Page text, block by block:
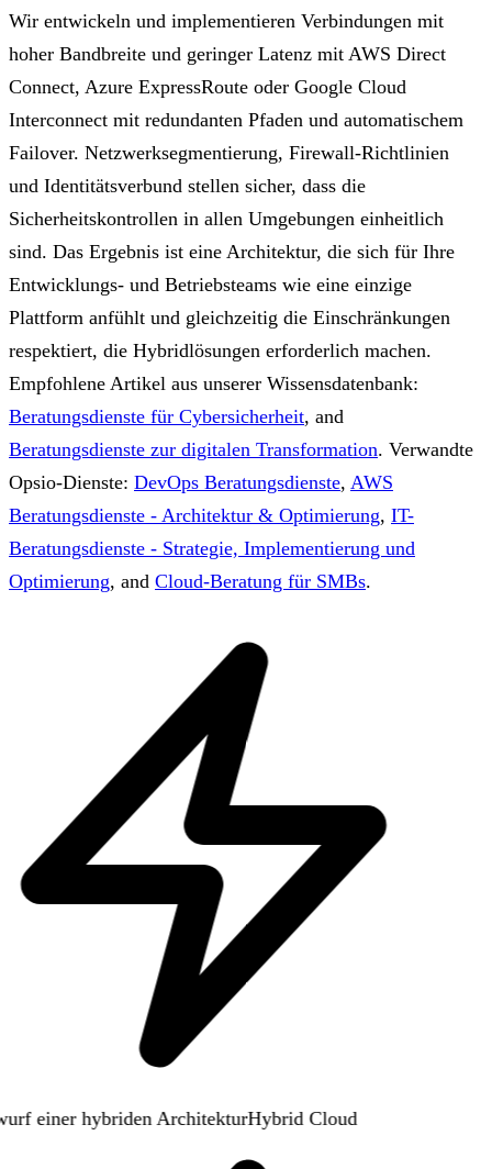
Wir entwickeln und implementieren Verbindungen mit
hoher Bandbreite und geringer Latenz mit AWS Direct
Connect, Azure ExpressRoute oder Google Cloud
Interconnect mit redundanten Pfaden und automatischem
Failover. Netzwerksegmentierung, Firewall-Richtlinien
und Identitätsverbund stellen sicher, dass die
Sicherheitskontrollen in allen Umgebungen einheitlich
sind. Das Ergebnis ist eine Architektur, die sich für Ihre
Entwicklungs- und Betriebsteams wie eine einzige
Plattform anfühlt und gleichzeitig die Einschränkungen
respektiert, die Hybridlösungen erforderlich machen.
Empfohlene Artikel aus unserer Wissensdatenbank:
Beratungsdienste für Cybersicherheit, and
Beratungsdienste zur digitalen Transformation. Verwandte
Opsio-Dienste: DevOps Beratungsdienste, AWS
Beratungsdienste - Architektur & Optimierung, IT-
Beratungsdienste - Strategie, Implementierung und
Optimierung, and Cloud-Beratung für SMBs.
einer hybriden ArchitekturHybrid Cloud